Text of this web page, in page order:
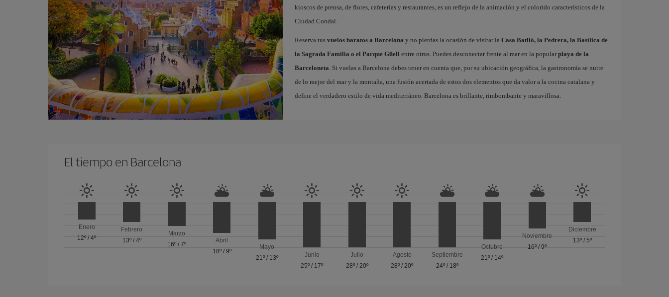
kioscos de prensa, de flores, cafeterías y restaurantes, es un reflejo de la animación y el colorido característicos de la
Ciudad Condal.
Reserva tus vuelos baratos a Barcelona y no pierdas la ocasión de visitar la Casa Batlló, la Pedrera, la Basílica de
la Sagrada Familia o el Parque Güell entre otros. Puedes desconectar frente al mar en la popular playa de la
Barceloneta. Si vuelas a Barcelona debes tener en cuenta que, por su ubicación geográfica, la gastronomía se nutre
de lo mejor del mar y la montaña, una fusión acertada de estos dos elementos que da valor a la cocina catalana y
define el verdadero estilo de vida mediterráneo. Barcelona es brillante, rimbombante y maravillosa.
El tiempo en Barcelona
Enero
12º/4º
Febrero
13º/ 4º
Marzo
16º /7º
Abril
18º/ 9º
Mayo
21º/ 13º
Junio
25º / 17º
Julio
28º/ 20º
Agosto
28º /20º
Septiembre
24º/ 18º
Octubre
21º / 14º
Noviembre
16º /9º
Diciembre
13º/ 5º